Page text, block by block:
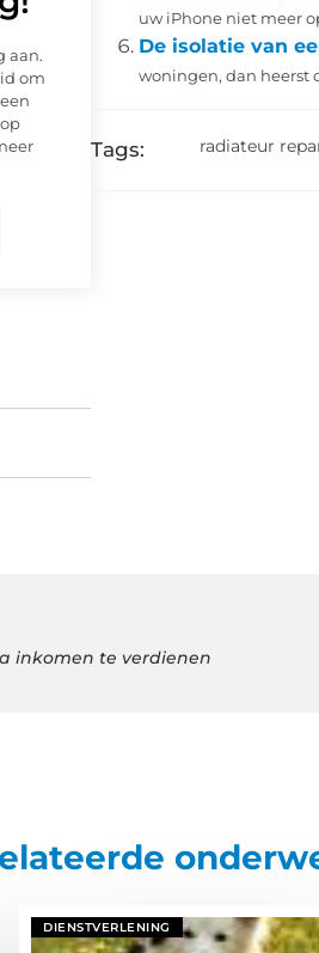
aan.
om
uw iPhone niet meer
De isolatie van
woningen, dan heerst
Tags: radiateur
inkomen te verdienen
DIENSTVERLENING